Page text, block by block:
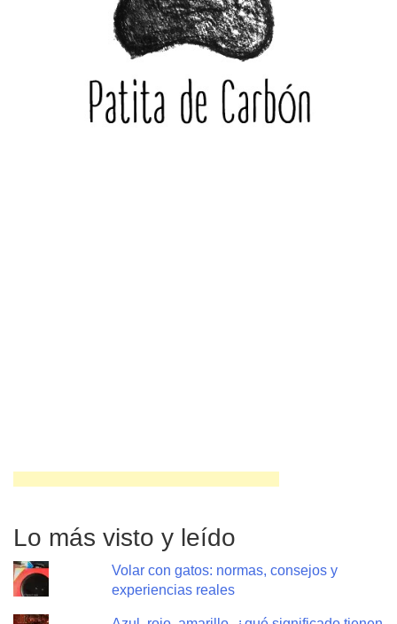
Lo más visto y leído
Volar con gatos: normas, consejos y
experiencias reales